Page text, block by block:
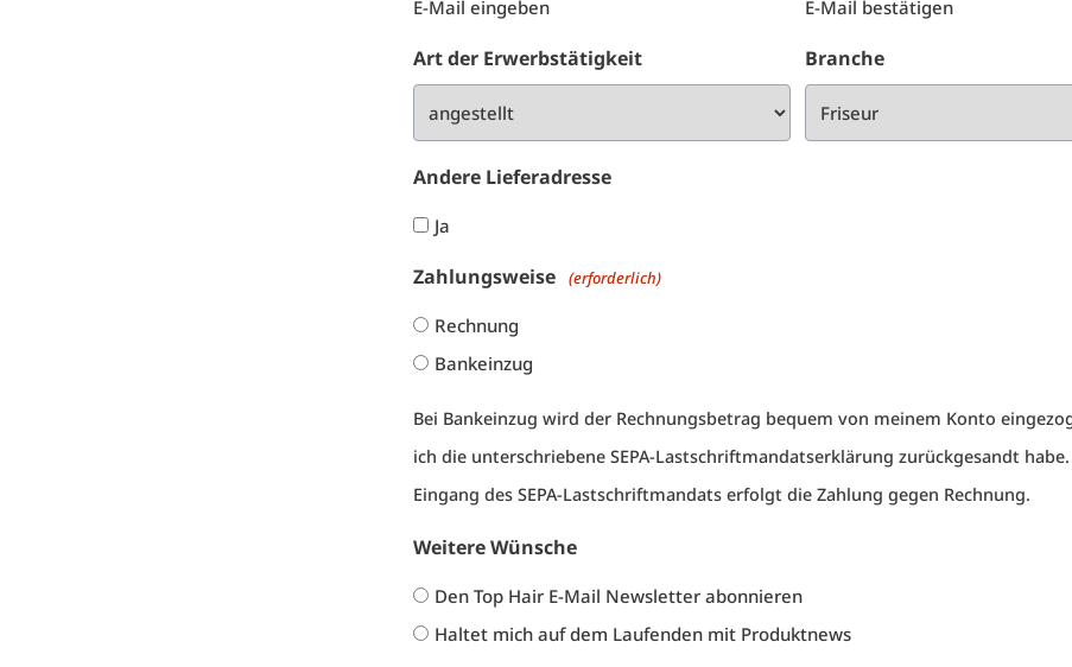
E-Mail eingeben E-Mail bestätigen
Art der Erwerbstätigkeit Branche
Andere Lieferadresse
Ja
Zahlungsweise (erforderlich)
Rechnung
Bankeinzug
Bei Bankeinzug wird der Rechnungsbetrag bequem von meinem Konto
ich die unterschriebene SEPA-Lastschriftmandatserklärung zurückgesandt
Eingang des SEPA-Lastschriftmandats erfolgt die Zahlung gegen Rechnung.
Weitere Wünsche
Den Top Hair E-Mail Newsletter abonnieren
Haltet mich auf dem Laufenden mit Produktnews